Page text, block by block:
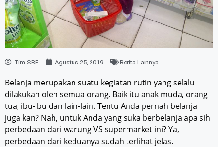
Tim SBF Agustus 25, 2019 Berita Lainnya
Belanja merupakan suatu kegiatan rutin yang selalu
dilakukan oleh semua orang. Baik itu anak muda, orang
tua, ibu-ibu dan lain-lain. Tentu Anda pernah belanja
juga kan? Nah, untuk Anda yang suka berbelanja apa sih
perbedaan dari warung VS supermarket ini? Ya,
perbedaan dari keduanya sudah terlihat jelas.